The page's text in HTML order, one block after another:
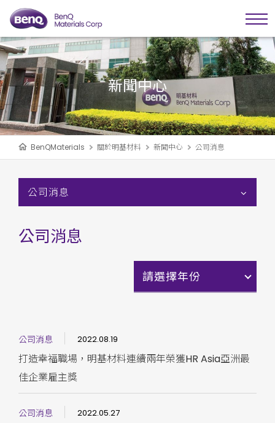
新聞中心
BenQMaterials 關於明基材料 新聞中心 公司消息
公司消息
公司消息
請選擇年份
公司消息 2022.08.19
打造幸福職場，明基材料連續兩年榮獲HR Asia亞洲最
佳企業雇主獎
公司消息 2022.05.27